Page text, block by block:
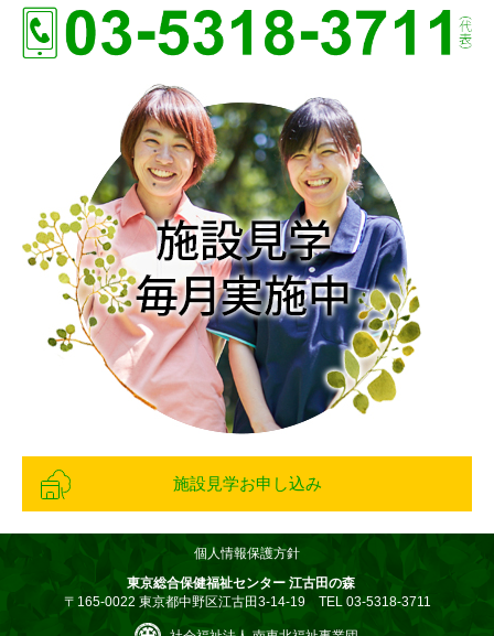
施設見学お申し込み
個人情報保護方針
東京総合保健福祉センター 江古田の森
〒165-0022 東京都中野区江古田3-14-19 TEL 03-5318-3711